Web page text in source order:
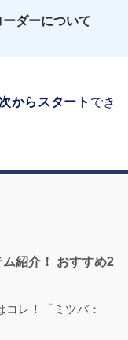
ダーについて
からスタート でき
ム紹介！ おすすめ2
レ！「ミツバ：